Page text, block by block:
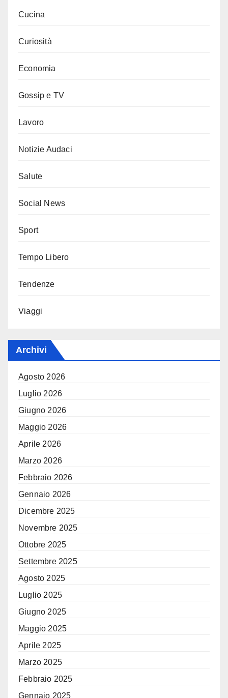
Cucina
Curiosità
Economia
Gossip e TV
Lavoro
Notizie Audaci
Salute
Social News
Sport
Tempo Libero
Tendenze
Viaggi
Archivi
Agosto 2026
Luglio 2026
Giugno 2026
Maggio 2026
Aprile 2026
Marzo 2026
Febbraio 2026
Gennaio 2026
Dicembre 2025
Novembre 2025
Ottobre 2025
Settembre 2025
Agosto 2025
Luglio 2025
Giugno 2025
Maggio 2025
Aprile 2025
Marzo 2025
Febbraio 2025
Gennaio 2025